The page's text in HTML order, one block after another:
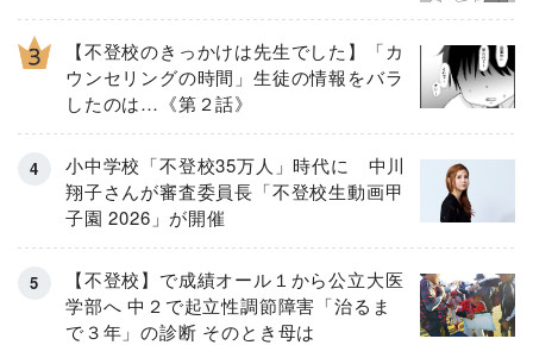
【不登校のきっかけは先生でした】「カ
ウンセリングの時間」生徒の情報をバラ
したのは…《第２話》
小中学校「不登校35万人」時代に 中川
翔子さんが審査委員長「不登校生動画甲
子園 2026」が開催
【不登校】で成績オール１から公立大医
学部へ 中２で起立性調節障害「治るま
で３年」の診断 そのとき母は